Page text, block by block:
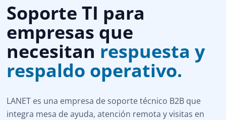
Soporte TI para
empresas que
necesitan respuesta y
respaldo operativo.
LANET es una empresa de soporte técnico B2B que
integra mesa de ayuda, atención remota y visitas en